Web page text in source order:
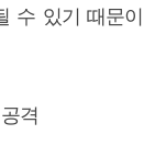
수 있기 때문이
격